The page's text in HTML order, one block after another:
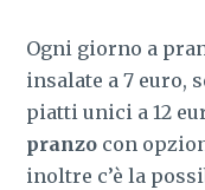
Ogni giorno a
insalate a 7 euro,
piatti unici a 12
pranzo con
inoltre c’è la